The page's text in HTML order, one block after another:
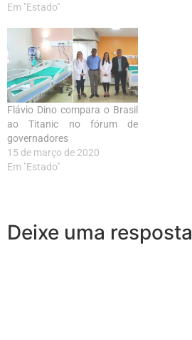
Em "Estado"
Flávio Dino compara o Brasil
ao Titanic no fórum de
governadores
15 de março de 2020
Em "Estado"
Deixe uma resposta